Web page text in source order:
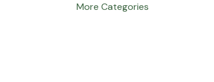
More Categories